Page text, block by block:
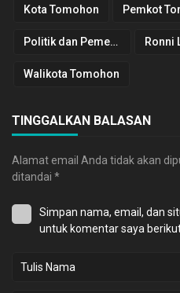
Kota Tomohon Pemkot
Politik dan Pemerintahan Ronni
Walikota Tomohon
TINGGALKAN BALASAN
Alamat email Anda tidak akan
ditandai *
Simpan nama, email, dan
untuk komentar saya